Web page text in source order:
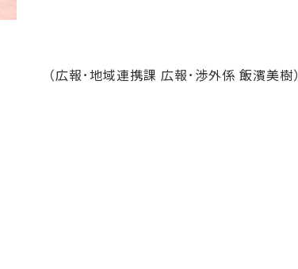
（広報･地域連携課 広報･渉外係 飯濱美樹）